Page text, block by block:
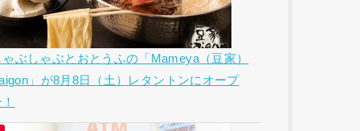
ゃぶしゃぶとおとうふの「Mameya（豆家）
」が8月8日（土）レタントンにオープ